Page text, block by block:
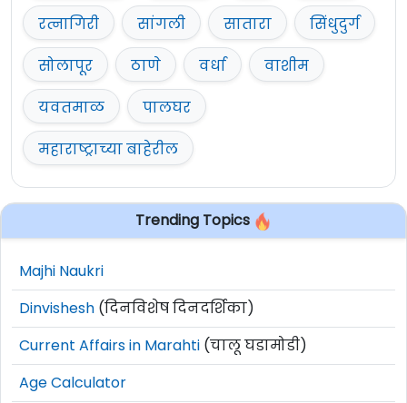
रत्नागिरी
सांगली सातारा
सिंधुदुर्ग
सोलापूर
ठाणे वर्धा
वाशीम
यवतमाळ
पालघर
महाराष्ट्राच्या बाहेरील
Trending Topics
Majhi Naukri
Dinvishesh (दिनविशेष दिनदर्शिका)
Current Affairs in Marahti (चालू घडामोडी)
Age Calculator